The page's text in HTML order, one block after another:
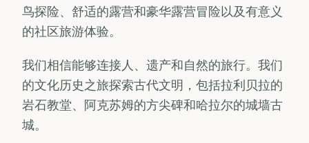
鸟探险、舒适的露营和豪华露营冒险以及有意义
的社区旅游体验。
我们相信能够连接人、遗产和自然的旅行。我们
的文化历史之旅探索古代文明，包括拉利贝拉的
岩石教堂、阿克苏姆的方尖碑和哈拉尔的城墙古
城。